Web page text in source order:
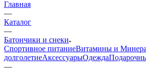
Главная
—
Каталог
—
Батончики и снеки
Спортивное питаниеВитамины и
долголетиеАксессуарыОдежда
—